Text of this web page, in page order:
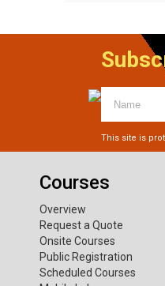
This site is
Courses
Overview
Request a Quote
Onsite Courses
Public Registration
Scheduled Courses